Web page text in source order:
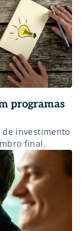
programas
de investimento
final.